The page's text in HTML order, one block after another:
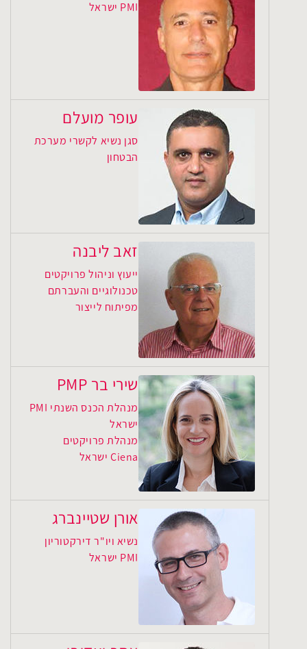
PMI ישראל
עופר מועלם
סגן נשיא לקשרי מערכת
הבטחון
זאב ליבנה
ייעוץ וניהול פרויקטים
טכנולוגיים והעברתם
מפיתוח לייצור
שירי בר PMP
מנהלת הכנס השנתי PMI
ישראל
מנהלת פרויקטים
Ciena ישראל
אורן שטיינברג
נשיא ויו"ר דירקטוריון
PMI ישראל